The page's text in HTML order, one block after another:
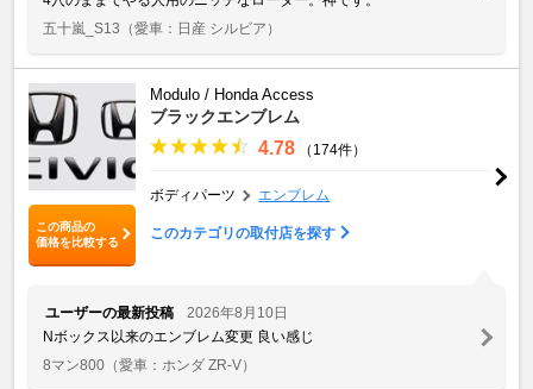
五十嵐_S13 （愛車：日産 シルビア）
この商品の
価格を比較する
Modulo / Honda Access
ブラックエンブレム
4.78 （174件）
ボディパーツ エンブレム
このカテゴリの取付店を探す
ユーザーの最新投稿
2026年8月10日
Nボックス以来のエンブレム変更 良い感じ
8マン800 （愛車：ホンダ ZR-V）